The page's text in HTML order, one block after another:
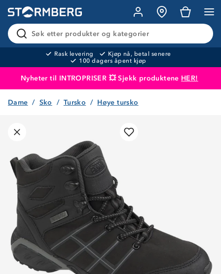
Søk etter produkter og kategorier
Rask levering
Kjøp nå, betal senere
100 dagers åpent kjøp
Nyheter til INTROPRISER 💥 Sjekk produktene HER!
Produktet er lagt i handlekurven
Dame Sko Tursko Høye tursko